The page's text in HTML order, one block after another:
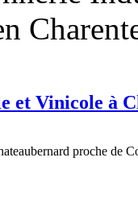
et Vinicole à
proche de